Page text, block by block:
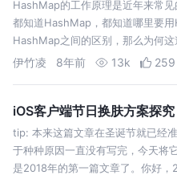
HashMap的工作原理是近年来常
都知道HashMap，都知道哪里要
HashMap之间的区别，那么为何
考察的深度很深。这题经常出现在
伊竹凌 8年前 13k 259
iOS客户端节日换肤方案探究
tip: 本来这篇文章在圣诞节就已经
于种种原因一直没有写完，今天将
是2018年的第一篇文章了。你好，